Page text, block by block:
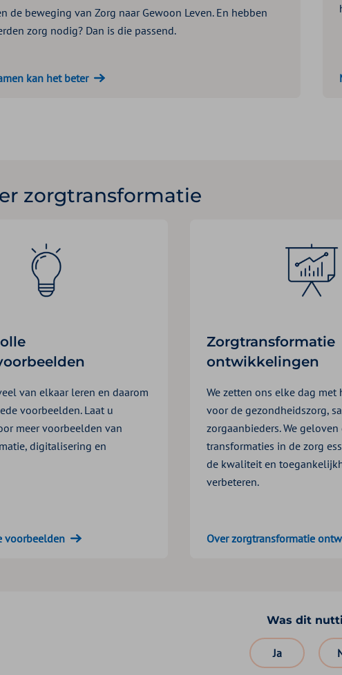
de beweging van Zorg naar Gewoon Leven. En hebben
zorg nodig? Dan is die passend.
kan het beter
zorgtransformatie
van elkaar leren en daarom
voorbeelden. Laat u
meer voorbeelden van
digitalisering en
voorbeelden
Zorgtransformatie
ontwikkelingen
We zetten ons elke dag met
voor de gezondheidszorg,
zorgaanbieders. We geloven
transformaties in de zorg
de kwaliteit en
verbeteren.
Over zorgtransformatie
Was dit
Ja